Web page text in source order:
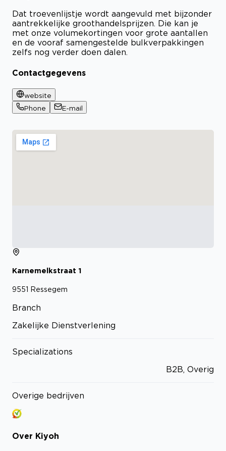
Dat troevenlijstje wordt aangevuld met bijzonder
aantrekkelijke groothandelsprijzen. Die kan je
met onze volumekortingen voor grote aantallen
en de vooraf samengestelde bulkverpakkingen
zelfs nog verder doen dalen.
Contactgegevens
website
Phone
E-mail
Karnemelkstraat 1
9551 Ressegem
Branch
Zakelijke Dienstverlening
Specializations
B2B, Overig
Overige bedrijven
Over Kiyoh